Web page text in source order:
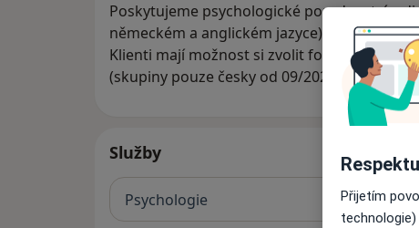
Poskytujeme psychologické poradenství a
německém a anglickém jazyce).
Klienti mají možnost si zvolit formu
(skupiny pouze česky od 09/2023, objednat
Služby
Psychologie
Přijetím